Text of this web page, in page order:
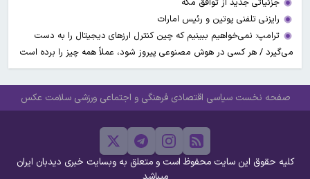
رایزنی تلفنی پوتین و رئیس امارات
ترامپ: نمی‌خواهیم ببینیم که چین کنترل ارز‌های دیجیتال را به دست
می‌گیرد / هر کسی در هوش مصنوعی پیروز شود، عملاً همه چیز را برده است
صفحه نخست سیاسی اقتصادی فرهنگی و اجتماعی ورزشی سلامت عکس
کلیه حقوق این سایت محفوظ است و متعلق به وبسایت خبری دیدبان ایران